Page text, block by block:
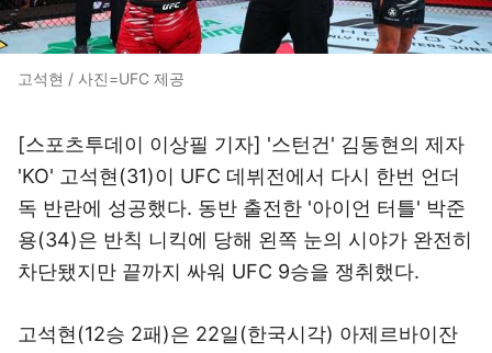
고석현 / 사진=UFC 제공
[스포츠투데이 이상필 기자] '스턴건' 김동현의 제자
'KO' 고석현(31)이 UFC 데뷔전에서 다시 한번 언더
독 반란에 성공했다. 동반 출전한 '아이언 터틀' 박준
용(34)은 반칙 니킥에 당해 왼쪽 눈의 시야가 완전히
차단됐지만 끝까지 싸워 UFC 9승을 쟁취했다.
고석현(12승 2패)은 22일(한국시각) 아제르바이잔